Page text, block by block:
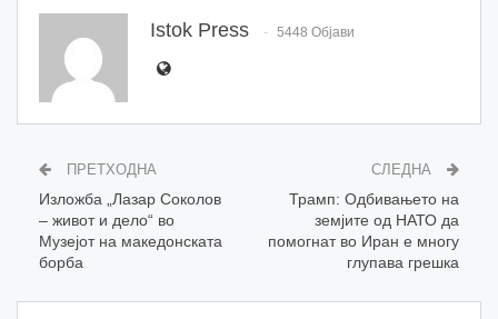
Istok Press 5448 Објави
ПРЕТХОДНА
Изложба „Лазар Соколов
– живот и дело“ во
Музејот на македонската
борба
СЛЕДНА
Трамп: Одбивањето на
земјите од НАТО да
помогнат во Иран е многу
глупава грешка